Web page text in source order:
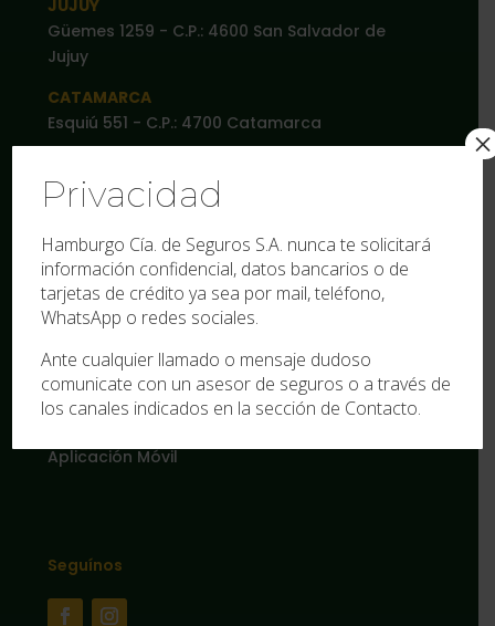
JUJUY
Güemes 1259 - C.P.: 4600 San Salvador de
Jujuy
CATAMARCA
Esquiú 551 - C.P.: 4700 Catamarca
Pelagio B. Luna 227 - C.P.: 5300 La Rioja
Institucional
La empresa
Agencias
Documentos
Actualidad
Aplicación Móvil
Seguínos
Privacidad
Hamburgo Cía. de Seguros S.A. nunca te solicitará
información confidencial, datos bancarios o de
tarjetas de crédito ya sea por mail, teléfono,
WhatsApp o redes sociales.
Ante cualquier llamado o mensaje dudoso
comunicate con un asesor de seguros o a través de
los canales indicados en la sección de Contacto.
×